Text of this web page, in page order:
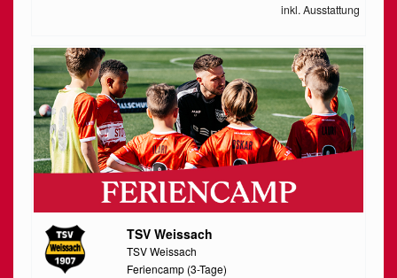
inkl. Ausstattung
TSV Weissach
TSV Weissach
Feriencamp (3-Tage)